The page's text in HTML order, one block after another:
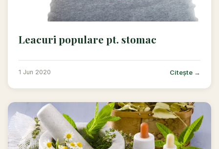
Leacuri populare pt. stomac
1 Jun 2020 Citește →